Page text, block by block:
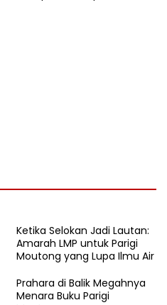
Ketika Selokan Jadi Lautan:
Amarah LMP untuk Parigi
Moutong yang Lupa Ilmu Air
Prahara di Balik Megahnya
Menara Buku Parigi